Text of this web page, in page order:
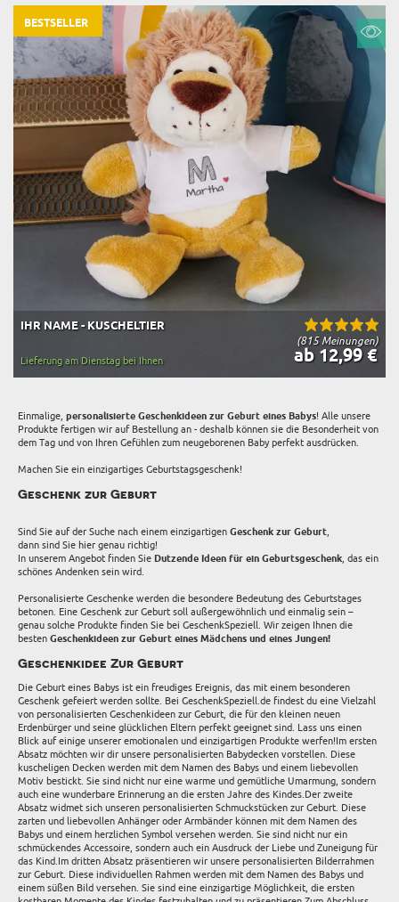
(815 Meinungen)
IHR NAME - KUSCHELTIER
ab 12,99 €
Lieferung am Dienstag bei Ihnen
BESTSELLER
Einmalige, personalisierte Geschenkideen zur Geburt eines Babys! Alle unsere
Produkte fertigen wir auf Bestellung an - deshalb können sie die Besonderheit von
dem Tag und von Ihren Gefühlen zum neugeborenen Baby perfekt ausdrücken.
Machen Sie ein einzigartiges Geburtstagsgeschenk!
Geschenk zur Geburt
Sind Sie auf der Suche nach einem einzigartigen Geschenk zur Geburt,
dann sind Sie hier genau richtig!
In unserem Angebot finden Sie Dutzende Ideen für ein Geburtsgeschenk, das ein
schönes Andenken sein wird.
Personalisierte Geschenke werden die besondere Bedeutung des Geburtstages
betonen. Eine Geschenk zur Geburt soll außergewöhnlich und einmalig sein –
genau solche Produkte finden Sie bei GeschenkSpeziell. Wir zeigen Ihnen die
besten Geschenkideen zur Geburt eines Mädchens und eines Jungen!
Geschenkidee Zur Geburt
Die Geburt eines Babys ist ein freudiges Ereignis, das mit einem besonderen
Geschenk gefeiert werden sollte. Bei GeschenkSpeziell.de findest du eine Vielzahl
von personalisierten Geschenkideen zur Geburt, die für den kleinen neuen
Erdenbürger und seine glücklichen Eltern perfekt geeignet sind. Lass uns einen
Blick auf einige unserer emotionalen und einzigartigen Produkte werfen!Im ersten
Absatz möchten wir dir unsere personalisierten Babydecken vorstellen. Diese
kuscheligen Decken werden mit dem Namen des Babys und einem liebevollen
Motiv bestickt. Sie sind nicht nur eine warme und gemütliche Umarmung, sondern
auch eine wunderbare Erinnerung an die ersten Jahre des Kindes.Der zweite
Absatz widmet sich unseren personalisierten Schmuckstücken zur Geburt. Diese
zarten und liebevollen Anhänger oder Armbänder können mit dem Namen des
Babys und einem herzlichen Symbol versehen werden. Sie sind nicht nur ein
schmückendes Accessoire, sondern auch ein Ausdruck der Liebe und Zuneigung für
das Kind.Im dritten Absatz präsentieren wir unsere personalisierten Bilderrahmen
zur Geburt. Diese individuellen Rahmen werden mit dem Namen des Babys und
einem süßen Bild versehen. Sie sind eine einzigartige Möglichkeit, die ersten